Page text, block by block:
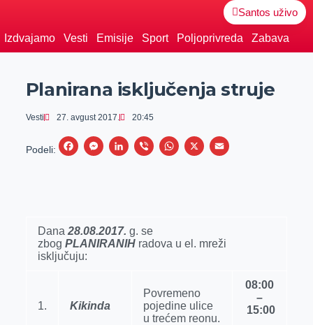
Santos uživo
Izdvajamo Vesti Emisije Sport Poljoprivreda Zabava
Planirana isključenja struje
Vesti 27. avgust 2017. 20:45
Podeli:
F
b
o
o
M
e
n
r
L
d
V
W
A
X
E
Dana 28.08.2017. g. se
zbog PLANIRANIH radova u el. mreži
isklјučuju:
1. Kikinda
Povremeno
pojedine ulice
u trećem reonu.
08:00
–
15:00